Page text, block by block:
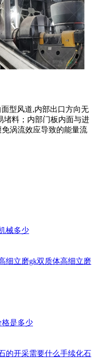
型风道,内部出口方向无
堵料；内部门板内面与进
涡流效应导致的能量流
械多少
细立磨gk双质体高细立磨
格是多少
的开采需要什么手续化石